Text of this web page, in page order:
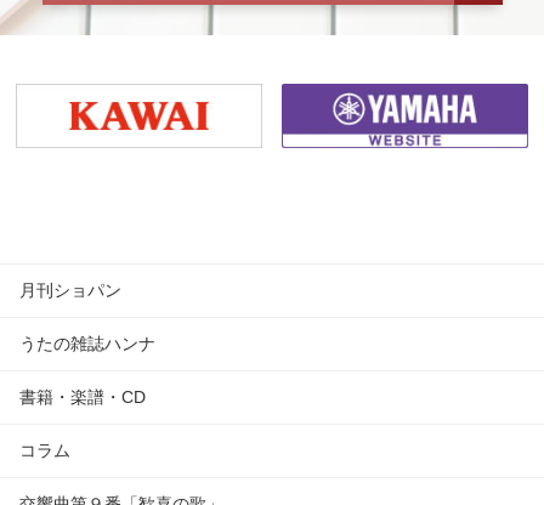
月刊ショパン
うたの雑誌ハンナ
書籍・楽譜・CD
コラム